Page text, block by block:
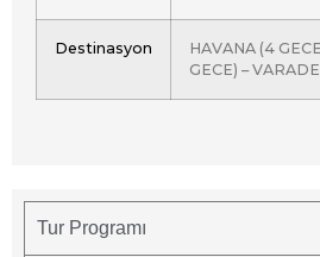
Destinasyon
HAVANA (4
GECE) –
Tur Programı